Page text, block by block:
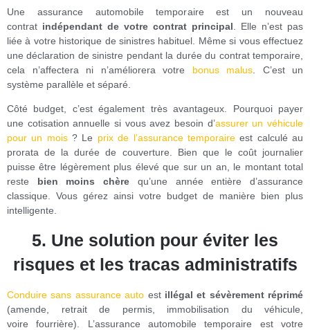
Une assurance automobile temporaire est un nouveau
contrat indépendant de votre contrat principal . Elle n’est pas
liée à votre historique de sinistres habituel. Même si vous effectuez
une déclaration de sinistre pendant la durée du contrat temporaire,
cela n’affectera ni n’améliorera votre bonus malus . C’est un
système parallèle et séparé.
Côté budget, c’est également très avantageux. Pourquoi payer
une cotisation annuelle si vous avez besoin d’assurer un véhicule
pour un mois? Le prix de l’assurance temporaireest calculé au
prorata de la durée de couverture. Bien que le coût journalier
puisse être légèrement plus élevé que sur un an, le montant total
reste bien moins chère qu’une année entière d’assurance
classique. Vous gérez ainsi votre budget de manière bien plus
intelligente.
5. Une solution pour éviter les
risques et les tracas administratifs
Conduire sans assurance auto est illégal et sévèrement réprimé
(amende, retrait de permis, immobilisation du véhicule,
voire fourrière). L’assurance automobile temporaire est votre